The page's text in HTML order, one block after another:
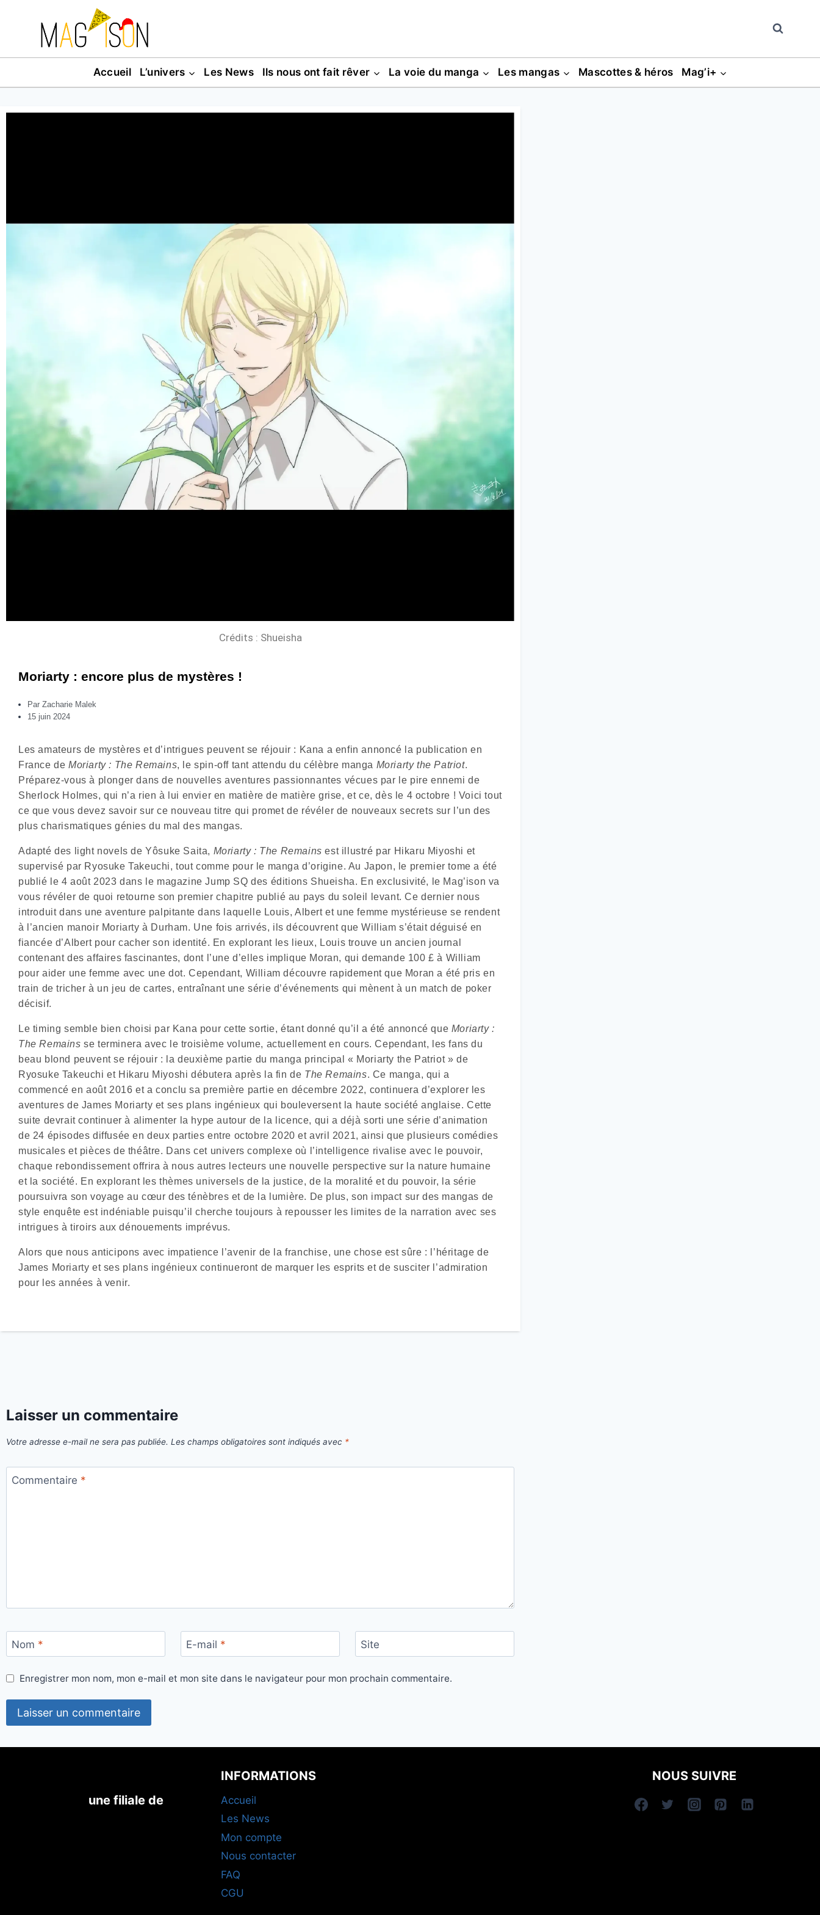
Accueil L’univers Les News Ils nous ont fait rêver La voie du manga Les mangas Mascottes & héros Mag’i+
Crédits : Shueisha
Moriarty : encore plus de mystères !
Par Zacharie Malek
15 juin 2024
Les amateurs de mystères et d’intrigues peuvent se réjouir : Kana a enfin annoncé la publication en
France de Moriarty : The Remains, le spin-off tant attendu du célèbre manga Moriarty the Patriot.
Préparez-vous à plonger dans de nouvelles aventures passionnantes vécues par le pire ennemi de
Sherlock Holmes, qui n’a rien à lui envier en matière de matière grise, et ce, dès le 4 octobre ! Voici tout
ce que vous devez savoir sur ce nouveau titre qui promet de révéler de nouveaux secrets sur l’un des
plus charismatiques génies du mal des mangas.
Adapté des light novels de Yôsuke Saita, Moriarty : The Remains est illustré par Hikaru Miyoshi et
supervisé par Ryosuke Takeuchi, tout comme pour le manga d’origine. Au Japon, le premier tome a été
publié le 4 août 2023 dans le magazine Jump SQ des éditions Shueisha. En exclusivité, le Mag’ison va
vous révéler de quoi retourne son premier chapitre publié au pays du soleil levant. Ce dernier nous
introduit dans une aventure palpitante dans laquelle Louis, Albert et une femme mystérieuse se rendent
à l’ancien manoir Moriarty à Durham. Une fois arrivés, ils découvrent que William s’était déguisé en
fiancée d’Albert pour cacher son identité. En explorant les lieux, Louis trouve un ancien journal
contenant des affaires fascinantes, dont l’une d’elles implique Moran, qui demande 100 £ à William
pour aider une femme avec une dot. Cependant, William découvre rapidement que Moran a été pris en
train de tricher à un jeu de cartes, entraînant une série d’événements qui mènent à un match de poker
décisif.
Le timing semble bien choisi par Kana pour cette sortie, étant donné qu’il a été annoncé que Moriarty :
The Remains se terminera avec le troisième volume, actuellement en cours. Cependant, les fans du
beau blond peuvent se réjouir : la deuxième partie du manga principal « Moriarty the Patriot » de
Ryosuke Takeuchi et Hikaru Miyoshi débutera après la fin de The Remains. Ce manga, qui a
commencé en août 2016 et a conclu sa première partie en décembre 2022, continuera d’explorer les
aventures de James Moriarty et ses plans ingénieux qui bouleversent la haute société anglaise. Cette
suite devrait continuer à alimenter la hype autour de la licence, qui a déjà sorti une série d’animation
de 24 épisodes diffusée en deux parties entre octobre 2020 et avril 2021, ainsi que plusieurs comédies
musicales et pièces de théâtre. Dans cet univers complexe où l’intelligence rivalise avec le pouvoir,
chaque rebondissement offrira à nous autres lecteurs une nouvelle perspective sur la nature humaine
et la société. En explorant les thèmes universels de la justice, de la moralité et du pouvoir, la série
poursuivra son voyage au cœur des ténèbres et de la lumière. De plus, son impact sur des mangas de
style enquête est indéniable puisqu’il cherche toujours à repousser les limites de la narration avec ses
intrigues à tiroirs aux dénouements imprévus.
Alors que nous anticipons avec impatience l’avenir de la franchise, une chose est sûre : l’héritage de
James Moriarty et ses plans ingénieux continueront de marquer les esprits et de susciter l’admiration
pour les années à venir.
Laisser un commentaire
Votre adresse e-mail ne sera pas publiée. Les champs obligatoires sont indiqués avec *
Commentaire *
Nom * E-mail * Site
Enregistrer mon nom, mon e-mail et mon site dans le navigateur pour mon prochain commentaire.
une filiale de
INFORMATIONS
Accueil
Les News
Mon compte
Nous contacter
FAQ
CGU
NOUS SUIVRE